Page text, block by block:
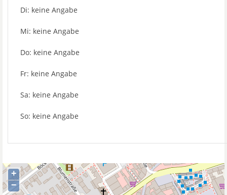
Di: keine Angabe
Mi: keine Angabe
Do: keine Angabe
Fr: keine Angabe
Sa: keine Angabe
So: keine Angabe